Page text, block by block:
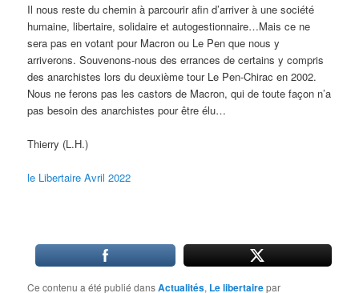
Il nous reste du chemin à parcourir afin d’arriver à une société
humaine, libertaire, solidaire et autogestionnaire…Mais ce ne
sera pas en votant pour Macron ou Le Pen que nous y
arriverons. Souvenons-nous des errances de certains y compris
des anarchistes lors du deuxième tour Le Pen-Chirac en 2002.
Nous ne ferons pas les castors de Macron, qui de toute façon n’a
pas besoin des anarchistes pour être élu…
Thierry (L.H.)
le Libertaire Avril 2022
Ce contenu a été publié dansActualités, Le libertairepar